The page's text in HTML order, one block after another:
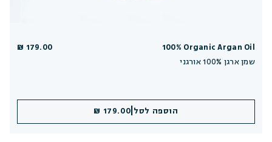
100% Organic Argan Oil
שמן ארגן 100% אורגני
179.00 ₪
הוספה לסל 179.00 ₪